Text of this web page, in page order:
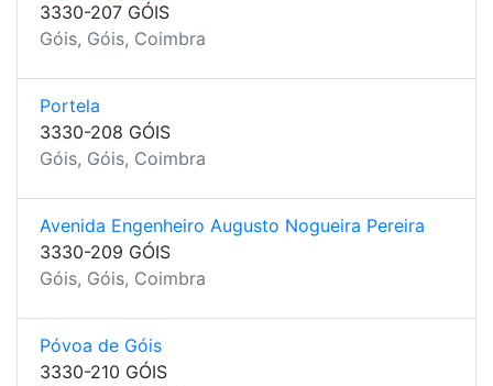
3330-207 GÓIS
Góis, Góis, Coimbra
Portela
3330-208 GÓIS
Góis, Góis, Coimbra
Avenida Engenheiro Augusto Nogueira Pereira
3330-209 GÓIS
Góis, Góis, Coimbra
Póvoa de Góis
3330-210 GÓIS